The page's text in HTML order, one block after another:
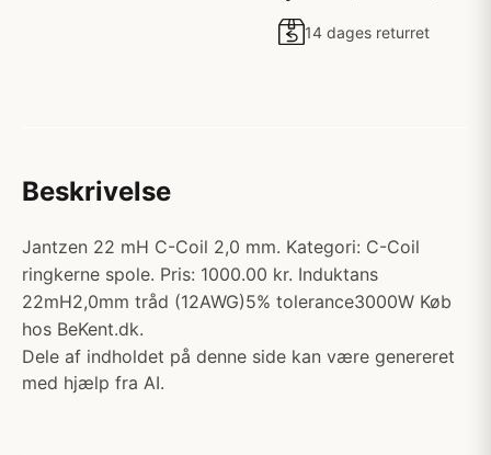
14 dages returret
Beskrivelse
Jantzen 22 mH C-Coil 2,0 mm. Kategori: C-Coil
ringkerne spole. Pris: 1000.00 kr. Induktans
22mH2,0mm tråd (12AWG)5% tolerance3000W Køb
hos BeKent.dk.
Dele af indholdet på denne side kan være genereret
med hjælp fra AI.